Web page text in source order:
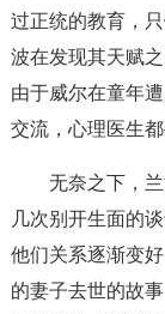
过正统的教育，
波在发现其天赋
由于威尔在童年
交流，心理医生
无奈之下，
几次别开生面的
他们关系逐渐变
的妻子去世的故